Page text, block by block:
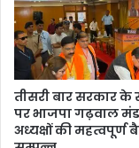
तीसरी बार सरकार
पर भाजपा गढ़वाल
अध्यक्षों की महत्वपूर्ण